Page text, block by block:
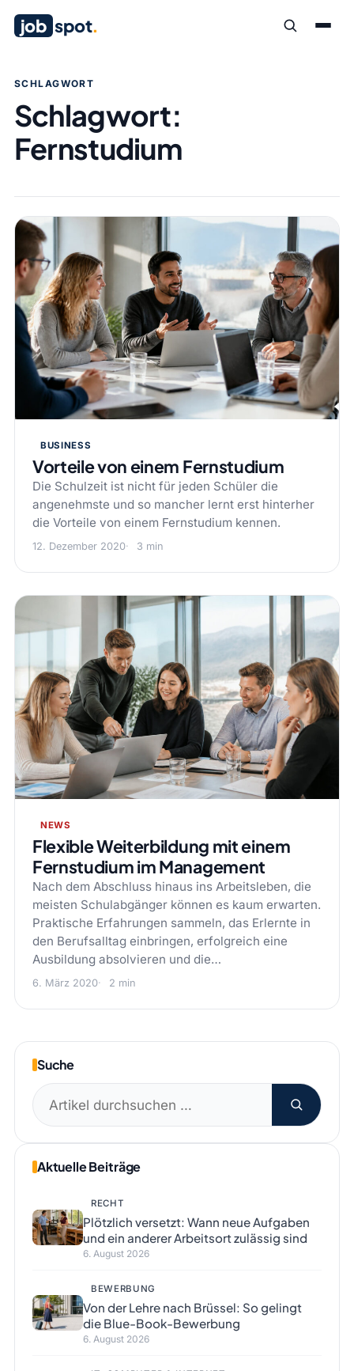
job spot.
SCHLAGWORT
Schlagwort:
Fernstudium
BUSINESS
Vorteile von einem Fernstudium
Die Schulzeit ist nicht für jeden Schüler die
angenehmste und so mancher lernt erst hinterher
die Vorteile von einem Fernstudium kennen.
12. Dezember 2020 3 min
NEWS
Flexible Weiterbildung mit einem
Fernstudium im Management
Nach dem Abschluss hinaus ins Arbeitsleben, die
meisten Schulabgänger können es kaum erwarten.
Praktische Erfahrungen sammeln, das Erlernte in
den Berufsalltag einbringen, erfolgreich eine
Ausbildung absolvieren und die…
6. März 2020 2 min
Suche
Suchen
nach:
Aktuelle Beiträge
RECHT
Plötzlich versetzt: Wann neue Aufgaben
und ein anderer Arbeitsort zulässig sind
6. August 2026
BEWERBUNG
Von der Lehre nach Brüssel: So gelingt
die Blue-Book-Bewerbung
6. August 2026